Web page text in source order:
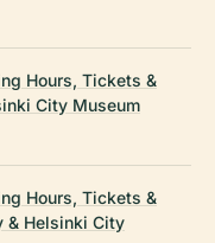
Hours, Tickets &
City Museum
Hours, Tickets &
& Helsinki City